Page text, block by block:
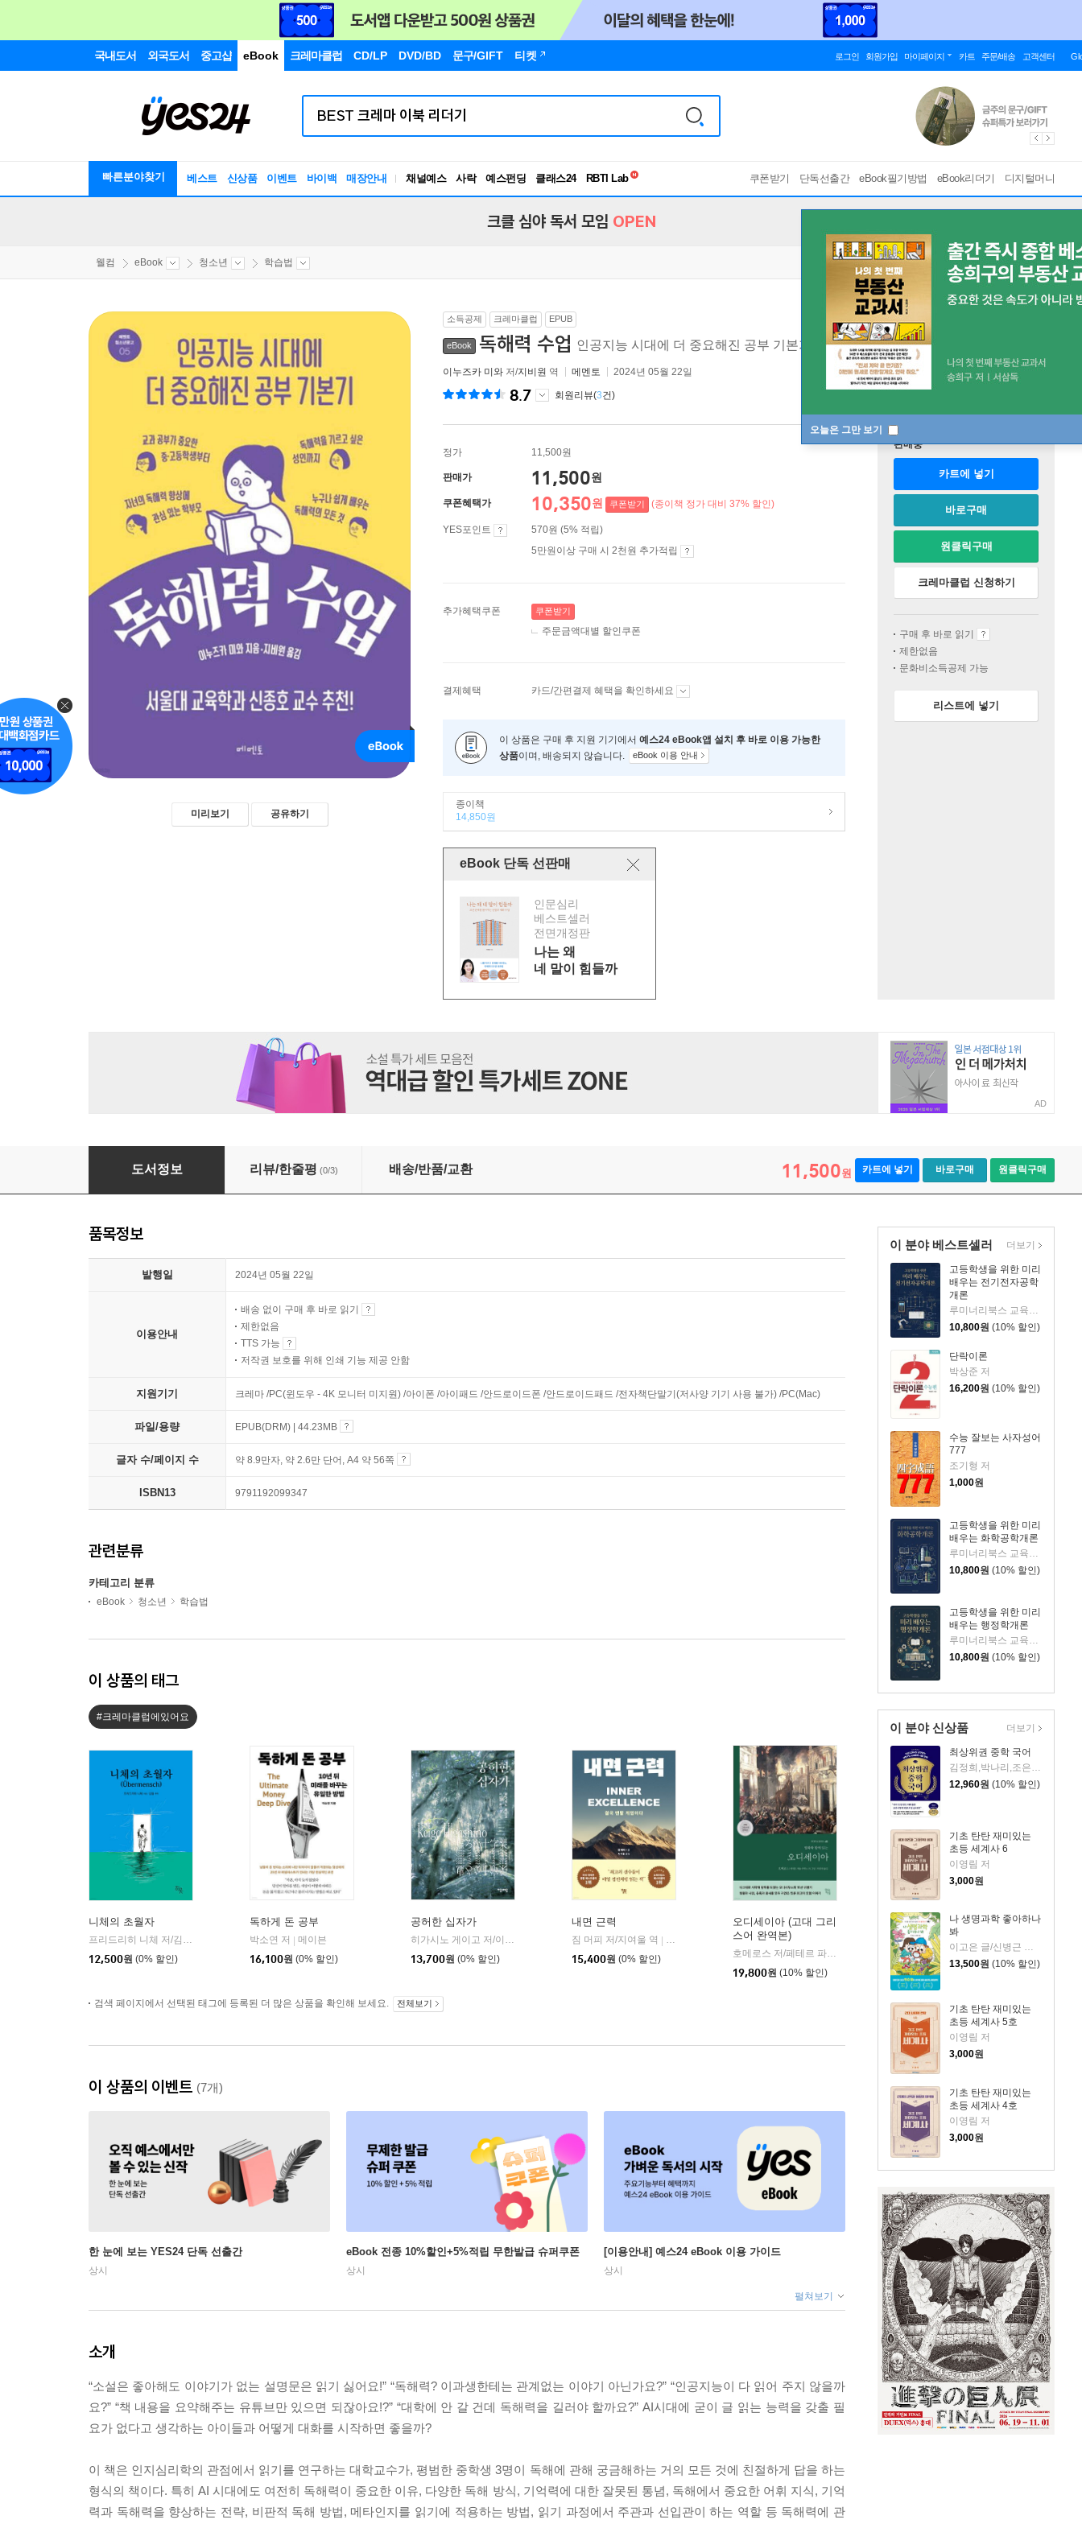
국내도서 외국도서 중고샵 eBook 크레마클럽 CD/LP DVD/BD 문구/GIFT 티켓 로그인 회원가입 마이페이지 카트 주문/배송 고객센터
빠른분야찾기 베스트 신상품 이벤트 바이백 매장안내 채널예스 사락 예스펀딩 클래스24
독서유형검사
쿠폰받기 단독선출간 eBook필기방법 eBook리더기 디지털머니
오늘은 그만 보기
크클 심야 독서 모임 OPEN
웰컴 eBook 청소년 학습법
미리보기 공유하기
소득공제 크레마클럽 EPUB
eBook 독해력 수업 인공지능 시대에 더 중요해진 공부 기본기 [ EPUB ]
이누즈카 미와 저/지비원 역 메멘토 2024년 05월 22일
8.7 회원리뷰(3건)
정가 11,500원
판매가 11,500원
쿠폰혜택가 10,350원 쿠폰받기 (종이책 정가 대비 37% 할인)
YES포인트
570원 (5% 적립)
5만원이상 구매 시 2천원 추가적립
추가혜택쿠폰 쿠폰받기
주문금액대별 할인쿠폰
결제혜택 카드/간편결제 혜택을 확인하세요
이 상품은 구매 후 지원 기기에서 예스24 eBook앱 설치 후 바로 이용 가능한
상품이며, 배송되지 않습니다. eBook 이용 안내
종이책
14,850원
eBook 단독 선판매
인문심리
베스트셀러
전면개정판
나는 왜
네 말이 힘들까
판매중
카트에 넣기
바로구매
원클릭구매
크레마클럽 신청하기
구매 후 바로 읽기
제한없음
문화비소득공제 가능
리스트에 넣기
AD
독해력 수업
도서정보 리뷰/한줄평 (0/3) 배송/반품/교환 11,500원 카트에 넣기 바로구매 원클릭구매
이 분야 베스트셀러
고등학생을 위한 미리
배우는 전기전자공학
개론
10,800원 (10% 할인)
단락이론
박상준 저
16,200원 (10% 할인)
수능 잘보는 사자성어
777
조기형 저
1,000원
고등학생을 위한 미리
배우는 화학공학개론
10,800원 (10% 할인)
고등학생을 위한 미리
배우는 행정학개론
10,800원 (10% 할인)
더보기
이 분야 신상품
최상위권 중학 국어
12,960원 (10% 할인)
기초 탄탄 재미있는
초등 세계사 6
이영림 저
3,000원
나 생명과학 좋아하나
봐
이고은 글/신병근 그림
13,500원 (10% 할인)
기초 탄탄 재미있는
초등 세계사 5호
이영림 저
3,000원
기초 탄탄 재미있는
초등 세계사 4호
이영림 저
3,000원
더보기
품목정보
발행일 2024년 05월 22일
이용안내
배송 없이 구매 후 바로 읽기
제한없음
TTS 가능
저작권 보호를 위해 인쇄 기능 제공 안함
지원기기 크레마 /PC(윈도우 - 4K 모니터 미지원) /아이폰 /아이패드 /안드로이드폰 /안드로이드패드 /전자책단말기(저사양 기기 사용 불가) /PC(Mac)
파일/용량 EPUB(DRM) | 44.23MB
글자 수/페이지 수 약 8.9만자, 약 2.6만 단어, A4 약 56쪽
ISBN13 9791192099347
관련분류
카테고리 분류
eBook 청소년 학습법
이 상품의 태그
#크레마클럽에있어요
니체의 초월자
12,500원 (0% 할인)
독하게 돈 공부
박소연 저 | 메이븐
16,100원 (0% 할인)
공허한 십자가
자음과모음
13,700원 (0% 할인)
내면 근력
짐 머피 저/지여울 역 |
15,400원 (0% 할인)
오디세이아 (고대 그리
스어 완역본)
|
현대지성
19,800원 (10% 할인)
검색 페이지에서 선택된 태그에 등록된 더 많은 상품을 확인해 보세요. 전체보기
이 상품의 이벤트 (7개)
한 눈에 보는 YES24 단독 선출간
상시
eBook 전종 10%할인+5%적립 무한발급 슈퍼쿠폰
상시
[이용안내] 예스24 eBook 이용 가이드
상시
펼쳐보기
소개
“소설은 좋아해도 이야기가 없는 설명문은 읽기 싫어요!” “독해력? 이과생한테는 관계없는 이야기 아닌가요?” “인공지능이 다 읽어 주지 않을까
요?” “책 내용을 요약해주는 유튜브만 있으면 되잖아요!?” “대학에 안 갈 건데 독해력을 길러야 할까요?” AI시대에 굳이 글 읽는 능력을 갖출 필
요가 없다고 생각하는 아이들과 어떻게 대화를 시작하면 좋을까?
이 책은 인지심리학의 관점에서 읽기를 연구하는 대학교수가, 평범한 중학생 3명이 독해에 관해 궁금해하는 거의 모든 것에 친절하게 답을 하는
형식의 책이다. 특히 AI 시대에도 여전히 독해력이 중요한 이유, 다양한 독해 방식, 기억력에 대한 잘못된 통념, 독해에서 중요한 어휘 지식, 기억
력과 독해력을 향상하는 전략, 비판적 독해 방법, 메타인지를 읽기에 적용하는 방법, 읽기 과정에서 주관과 선입관이 하는 역할 등 독해력에 관